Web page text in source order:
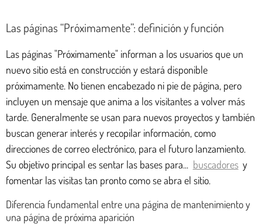
Las páginas “Próximamente”: definición y función
Las páginas "Próximamente" informan a los usuarios que un
nuevo sitio está en construcción y estará disponible
próximamente. No tienen encabezado ni pie de página, pero
incluyen un mensaje que anima a los visitantes a volver más
tarde. Generalmente se usan para nuevos proyectos y también
buscan generar interés y recopilar información, como
direcciones de correo electrónico, para el futuro lanzamiento.
Su objetivo principal es sentar las bases para... buscadores y
fomentar las visitas tan pronto como se abra el sitio.
Diferencia fundamental entre una página de mantenimiento y
una página de próxima aparición